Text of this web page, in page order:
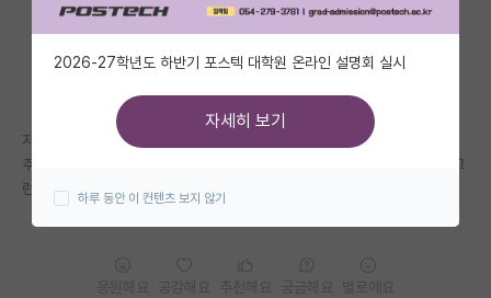
자유 게시판(아무개랩)
미국 유학 게시판
미국 대학원 합격 후기 게시판
대학원 합격 후기 게시판
저는 skpky중 한 곳을 다니는 학부생입니다..
주위에서 계속 skp는 산학장학이나 취업 티오가 따로 있다고 하고, ky는 그
런게 없어서 학벌로 장점을 얻을 수가 없다는데.. 사실인지 궁금합니다.
2026-27학년도 하반기 포스텍 대학원 온라인 설명회 실시
자세히 보기
하루 동안 이 컨텐츠 보지 않기